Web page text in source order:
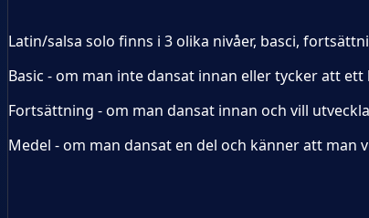
Latin/salsa solo finns i 3 olika nivåer, basci,
Basic - om man inte dansat innan eller tycker att
Fortsättning - om man dansat innan och vill
Medel - om man dansat en del och känner att man